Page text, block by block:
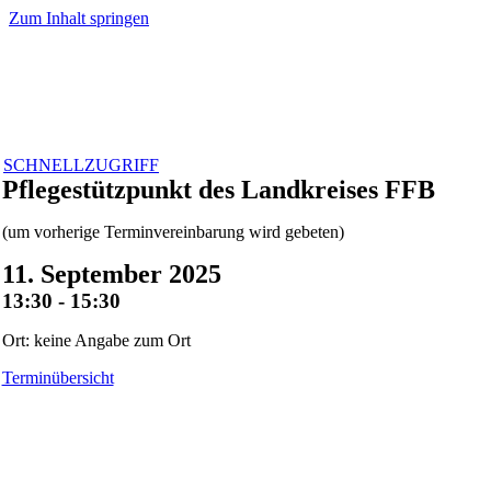
Zum Inhalt springen
SCHNELLZUGRIFF
Pflegestützpunkt des Landkreises FFB
(um vorherige Terminvereinbarung wird gebeten)
11. September 2025
13:30 - 15:30
Ort: keine Angabe zum Ort
Terminübersicht